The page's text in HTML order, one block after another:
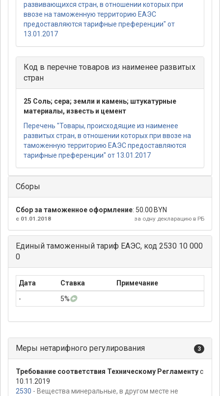
развивающихся стран, в отношении которых при
ввозе на таможенную территорию ЕАЭС
предоставляются тарифные преференции" от
13.01.2017
Код в перечне товаров из наименее развитых
стран
25 Соль; сера; земли и камень; штукатурные
материалы, известь и цемент
Перечень "Товары, происходящие из наименее
развитых стран, в отношении которых при ввозе на
таможенную территорию ЕАЭС предоставляются
тарифные преференции" от 13.01.2017
Сборы
Сбор за таможенное оформление: 50.00 BYN
за одну декларацию в РБ
с 01.01.2018
Единый таможенный тариф ЕАЭС, код 2530 10 000
0
Дата Ставка
Примечание
-
5%
Меры нетарифного регулирования 3
Требование соответствия Техническому Регламентус
10.11.2019
2530 - Вещества минеральные, в другом месте не